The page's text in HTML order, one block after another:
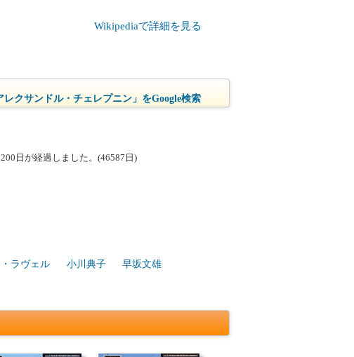
Wikipediaで詳細を見る
レクサンドル・チェレプニン」をGoogle検索
日が経過しました。(46587日)
ラヴェル 小川典子 早坂文雄